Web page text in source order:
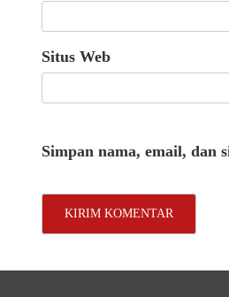
Situs Web
Simpan nama, email, dan